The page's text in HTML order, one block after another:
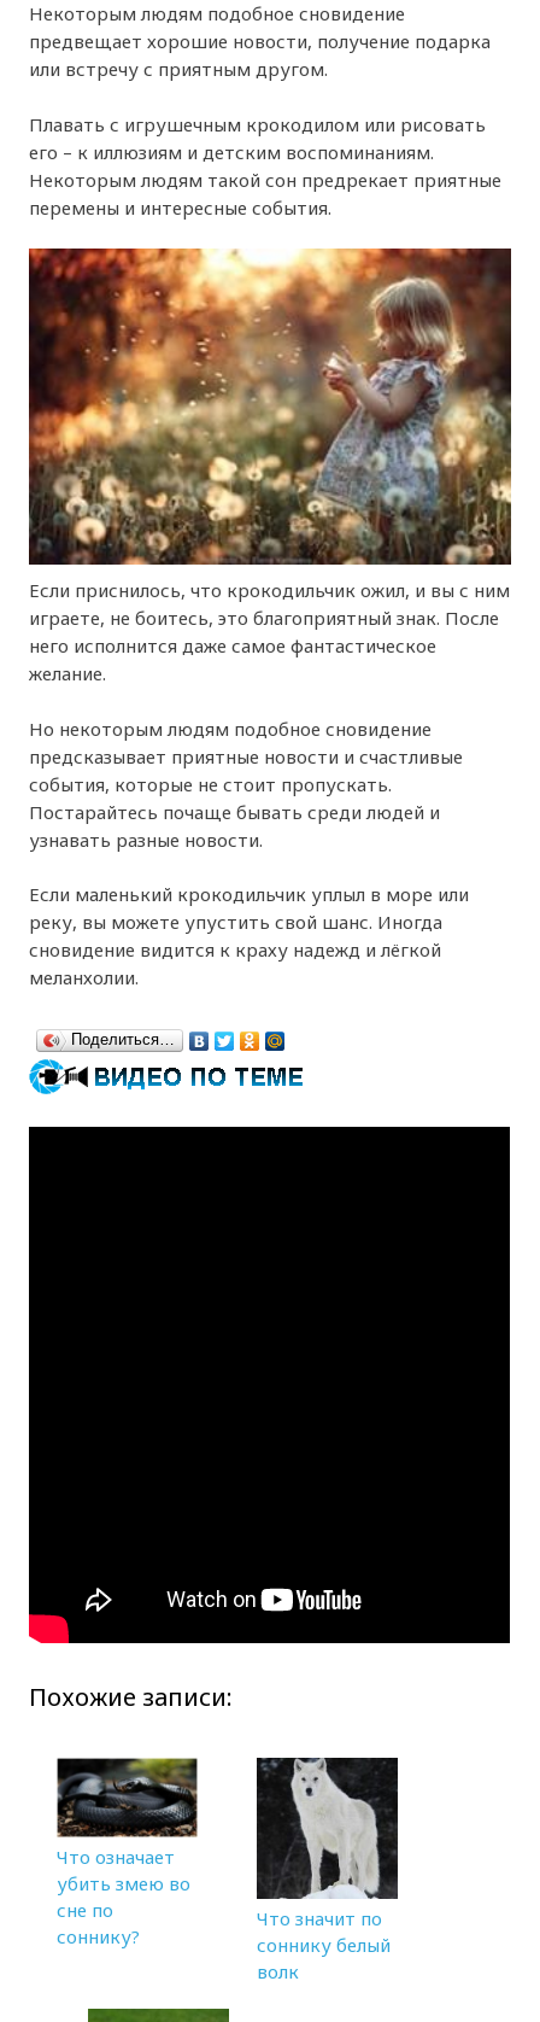
Некоторым людям подобное сновидение
предвещает хорошие новости, получение подарка
или встречу с приятным другом.
Плавать с игрушечным крокодилом или рисовать
его – к иллюзиям и детским воспоминаниям.
Некоторым людям такой сон предрекает приятные
перемены и интересные события.
Если приснилось, что крокодильчик ожил, и вы с ним
играете, не боитесь, это благоприятный знак. После
него исполнится даже самое фантастическое
желание.
Но некоторым людям подобное сновидение
предсказывает приятные новости и счастливые
события, которые не стоит пропускать.
Постарайтесь почаще бывать среди людей и
узнавать разные новости.
Если маленький крокодильчик уплыл в море или
реку, вы можете упустить свой шанс. Иногда
сновидение видится к краху надежд и лёгкой
меланхолии.
Поделиться…
Похожие записи:
Что означает
убить змею во
сне по
соннику?
Что значит по
соннику белый
волк